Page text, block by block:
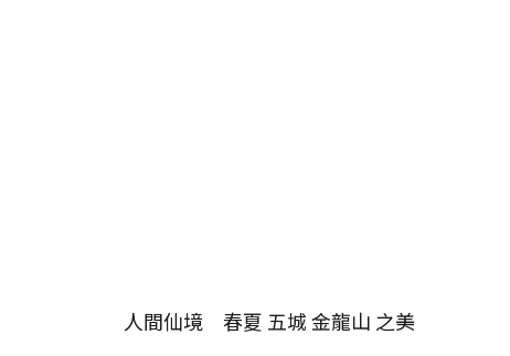
人間仙境 春夏 五城 金龍山 之美